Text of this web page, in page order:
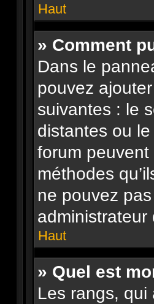
Haut
» Comment
Dans le
pouvez
suivantes : le
distantes ou
forum
méthodes
ne pouvez
administrateur
Haut
» Quel est
Les rangs, qui